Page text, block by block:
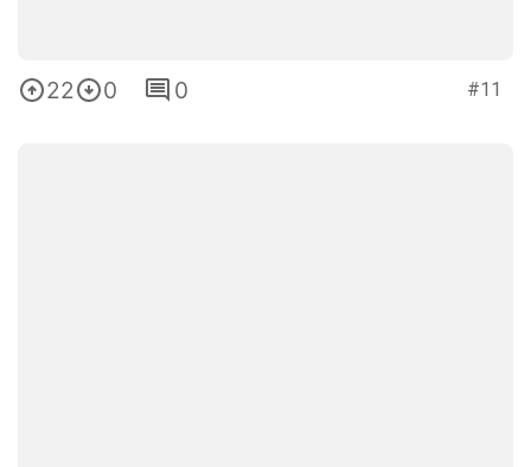
22 0 0 #11